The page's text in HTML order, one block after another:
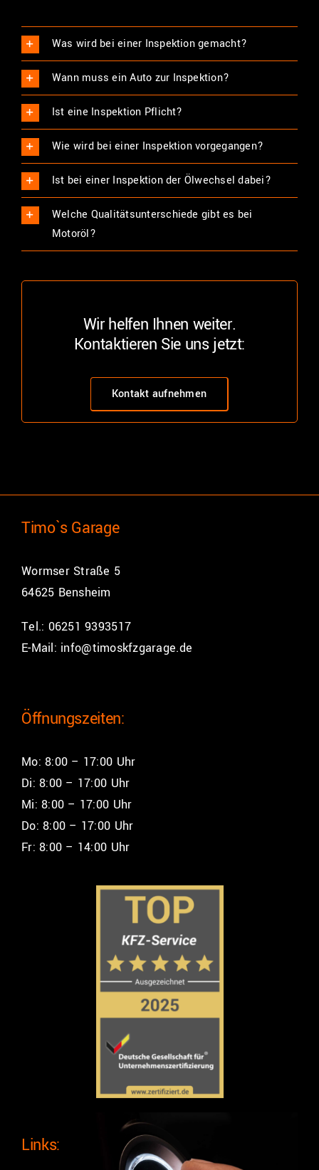
Was wird bei einer Inspektion gemacht?
Wann muss ein Auto zur Inspektion?
Ist eine Inspektion Pflicht?
Wie wird bei einer Inspektion vorgegangen?
Ist bei einer Inspektion der Ölwechsel dabei?
Welche Qualitätsunterschiede gibt es bei
Motoröl?
Wir helfen Ihnen weiter.
Kontaktieren Sie uns jetzt:
Kontakt aufnehmen
Timo`s Garage
Wormser Straße 5
64625 Bensheim
Tel.: 06251 9393517
E-Mail: info@timoskfzgarage.de
Öffnungszeiten:
Mo: 8:00 – 17:00 Uhr
Di: 8:00 – 17:00 Uhr
Mi: 8:00 – 17:00 Uhr
Do: 8:00 – 17:00 Uhr
Fr: 8:00 – 14:00 Uhr
Links: